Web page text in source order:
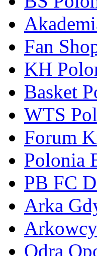
Fan
KH
Basket
WTS
Forum
Polonia
PB FC
Arka
Arkowcy
Odra